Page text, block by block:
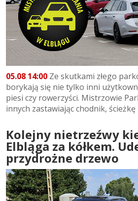
05.08 14:00 Ze skutkami złego
borykają się nie tylko inni
piesi czy rowerzyści. Mistrzowie
innych zastawiając chodnik,
Kolejny nietrzeźwy
Elbląga za kółkem.
przydrożne drzewo